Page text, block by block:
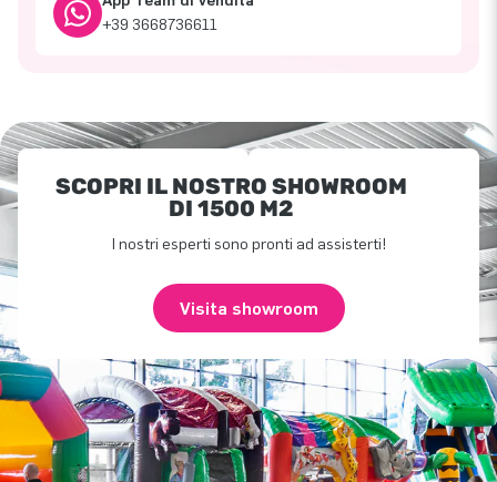
+39 3668736611
SCOPRI IL NOSTRO SHOWROOM
DI 1500 M2
I nostri esperti sono pronti ad assisterti!
Visita showroom